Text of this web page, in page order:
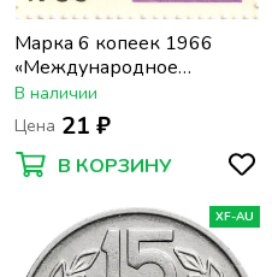
Марка 6 копеек 1966
«Международное
гидрологическое
десятилетие»
В наличии
Цена 21 ₽
В КОРЗИНУ
XF-AU